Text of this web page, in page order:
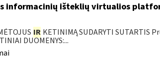
informacinių išteklių virtualios
IR KETINIMĄ SUDARYTI SUTARTIS
DUOMENYS:...